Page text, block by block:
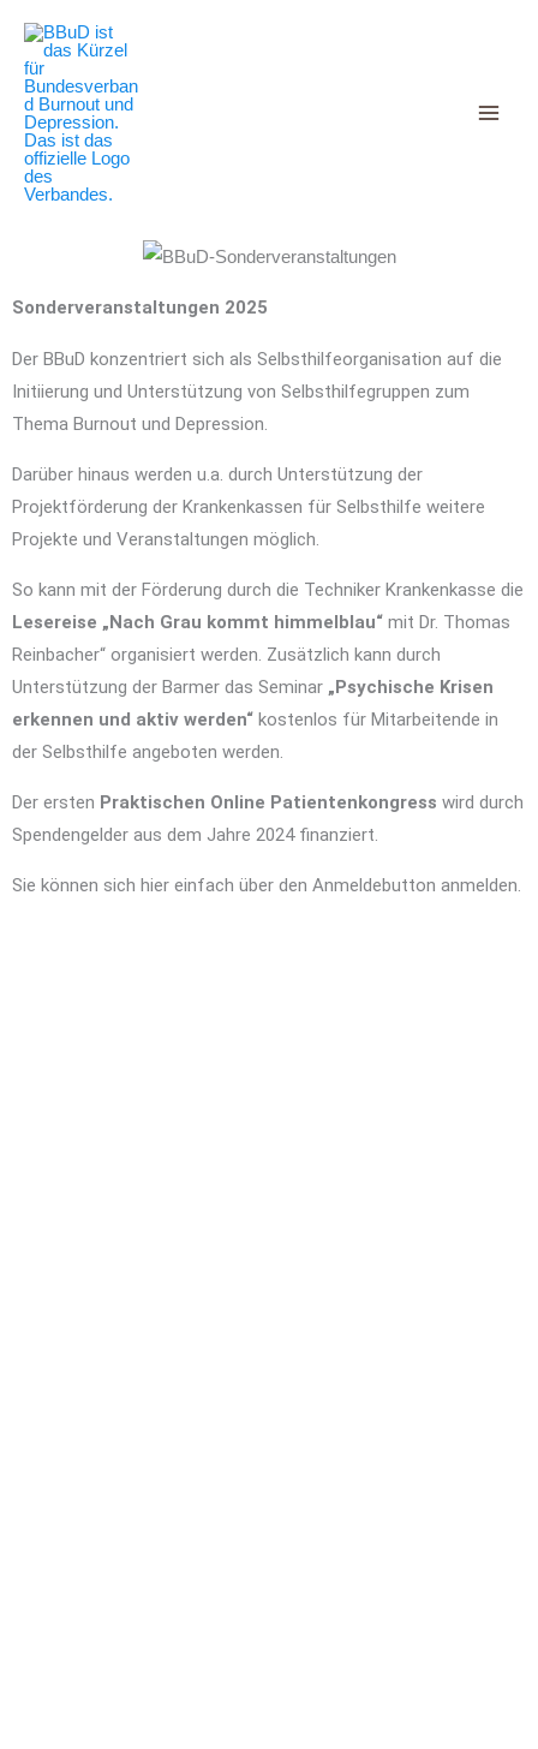
Inhalt
springen
Sonderveranstaltungen 2025
Der BBuD konzentriert sich als Selbsthilfeorganisation auf die
Initiierung und Unterstützung von Selbsthilfegruppen zum
Thema Burnout und Depression.
Darüber hinaus werden u.a. durch Unterstützung der
Projektförderung der Krankenkassen für Selbsthilfe weitere
Projekte und Veranstaltungen möglich.
So kann mit der Förderung durch die Techniker Krankenkasse die
Lesereise „Nach Grau kommt himmelblau“ mit Dr. Thomas
Reinbacher“ organisiert werden. Zusätzlich kann durch
Unterstützung der Barmer das Seminar „Psychische Krisen
erkennen und aktiv werden“ kostenlos für Mitarbeitende in
der Selbsthilfe angeboten werden.
Der ersten Praktischen Online Patientenkongress wird durch
Spendengelder aus dem Jahre 2024 finanziert.
Sie können sich hier einfach über den Anmeldebutton anmelden.